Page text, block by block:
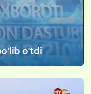
o'tdi